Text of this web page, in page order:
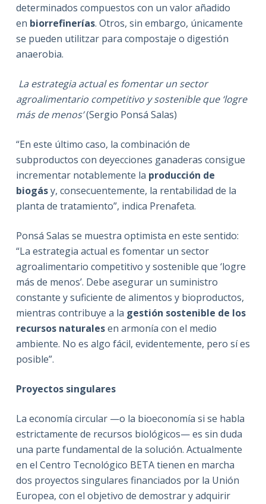
determinados compuestos con un valor añadido
en biorrefinerías. Otros, sin embargo, únicamente
se pueden utilitzar para compostaje o digestión
anaerobia.
La estrategia actual es fomentar un sector
agroalimentario competitivo y sostenible que ‘logre
más de menos’(Sergio Ponsá Salas)
“En este último caso, la combinación de
subproductos con deyecciones ganaderas consigue
incrementar notablemente la producción de
biogásy, consecuentemente, la rentabilidad de la
planta de tratamiento”, indica Prenafeta.
Ponsá Salas se muestra optimista en este sentido:
“La estrategia actual es fomentar un sector
agroalimentario competitivo y sostenible que ‘logre
más de menos’. Debe asegurar un suministro
constante y suficiente de alimentos y bioproductos,
mientras contribuye a la gestión sostenible de los
recursos naturalesen armonía con el medio
ambiente. No es algo fácil, evidentemente, pero sí es
posible”.
Proyectos singulares
La economía circular —o la bioeconomía si se habla
estrictamente de recursos biológicos— es sin duda
una parte fundamental de la solución. Actualmente
en el Centro Tecnológico BETA tienen en marcha
dos proyectos singulares financiados por la Unión
Europea, con el objetivo de demostrar y adquirir